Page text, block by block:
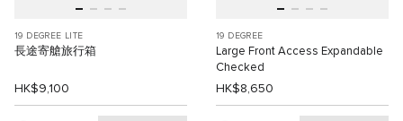
19 DEGREE LITE
長途寄艙旅行箱
HK$9,100
19 DEGREE
Large Front Access Expandable
Checked
HK$8,650